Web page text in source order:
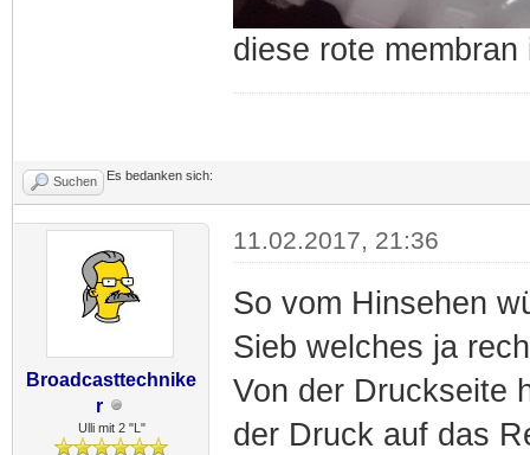
diese rote
Suchen Es bedanken sich:
Broadcasttechnike
r
Ulli mit 2 "L"
11.02.2017, 21:36
So vom Hinsehen
Sieb welches ja
Von der Druckseite
der Druck auf das